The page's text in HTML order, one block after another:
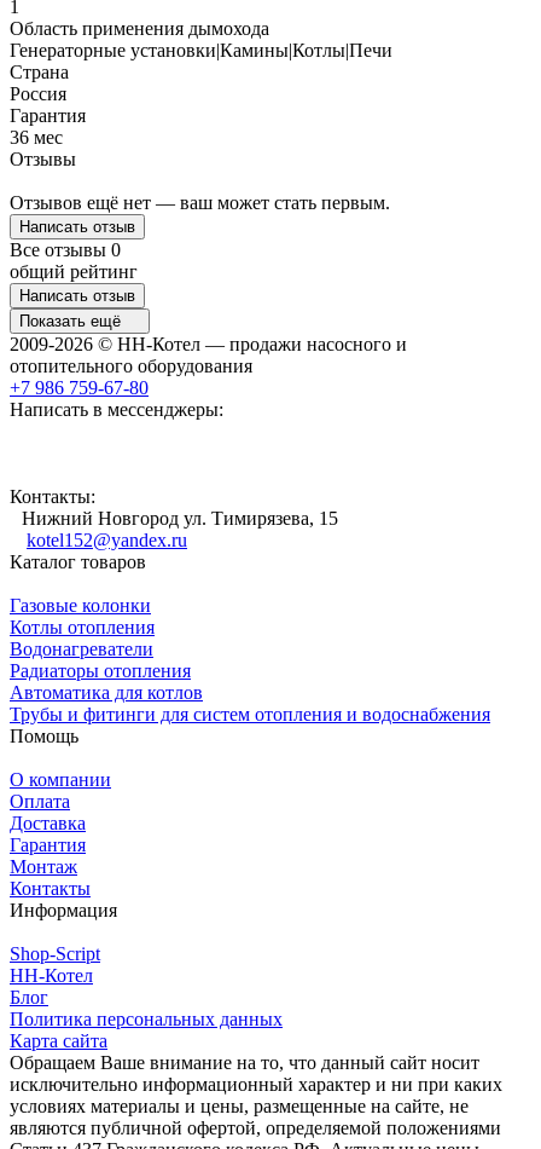
1
Область применения дымохода
Генераторные установки|Камины|Котлы|Печи
Страна
Россия
Гарантия
36 мес
Отзывы
Отзывов ещё нет — ваш может стать первым.
Написать отзыв
Все отзывы 0
общий рейтинг
Написать отзыв
Показать ещё
2009-2026 © НН-Котел — продажи насосного и
отопительного оборудования
+7 986 759-67-80
Написать в мессенджеры:
Контакты:
Нижний Новгород ул. Тимирязева, 15
kotel152@yandex.ru
Каталог товаров
Газовые колонки
Котлы отопления
Водонагреватели
Радиаторы отопления
Автоматика для котлов
Трубы и фитинги для систем отопления и водоснабжения
Помощь
О компании
Оплата
Доставка
Гарантия
Монтаж
Контакты
Информация
Shop-Script
НН-Котел
Блог
Политика персональных данных
Карта сайта
Обращаем Ваше внимание на то, что данный сайт носит
исключительно информационный характер и ни при каких
условиях материалы и цены, размещенные на сайте, не
являются публичной офертой, определяемой положениями